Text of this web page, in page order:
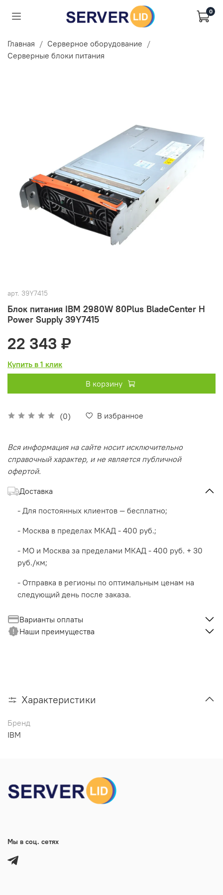
0
Главная
Серверное оборудование
Серверные блоки питания
арт. 39Y7415
Блок питания IBM 2980W 80Plus BladeCenter H
Power Supply 39Y7415
(0) В избранное
22 343 ₽
Купить в 1 клик
В корзину
Вся информация на сайте носит исключительно
справочный характер, и не является публичной
офертой.
Доставка
- Для постоянных клиентов — бесплатно;
- Москва в пределах МКАД - 400 руб.;
- МО и Москва за пределами МКАД - 400 руб. + 30
руб./км;
- Отправка в регионы по оптимальным ценам на
следующий день после заказа.
Варианты оплаты
Наши преимущества
Характеристики
Бренд
IBM
Мы в соц. сетях